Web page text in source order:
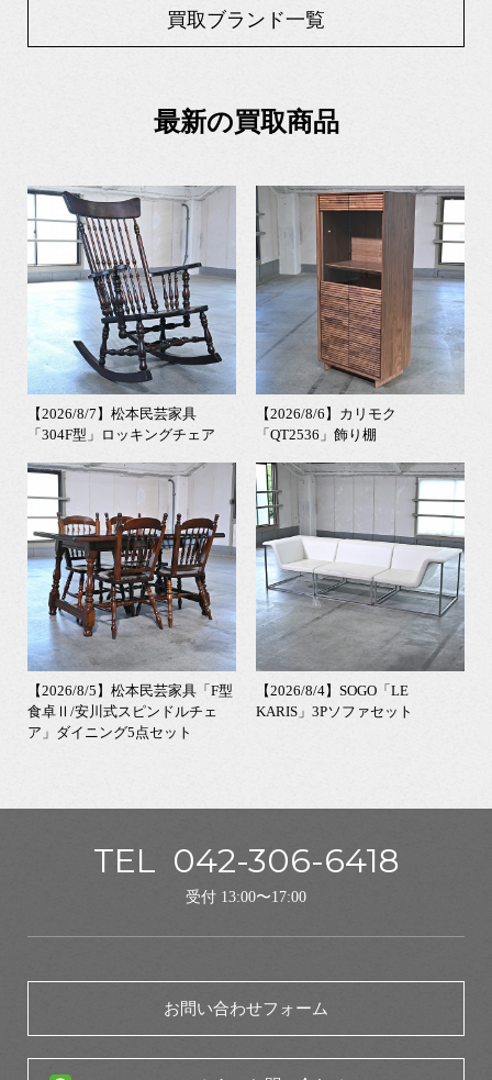
買取ブランド一覧
最新の買取商品
【2026/8/7】松本民芸家具
「304F型」ロッキングチェア
【2026/8/6】カリモク
「QT2536」飾り棚
【2026/8/5】松本民芸家具「F型
食卓Ⅱ/安川式スピンドルチェ
ア」ダイニング5点セット
【2026/8/4】SOGO「LE
KARIS」3Pソファセット
TEL 042-306-6418
受付 13:00〜17:00
お問い合わせフォーム